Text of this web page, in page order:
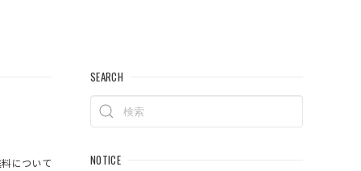
について
SEARCH
NOTICE